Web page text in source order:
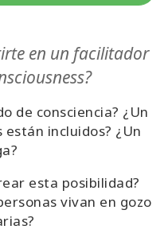
en un facilitador
de consciencia? ¿Un
incluidos? ¿Un
esta posibilidad?
vivan en gozo